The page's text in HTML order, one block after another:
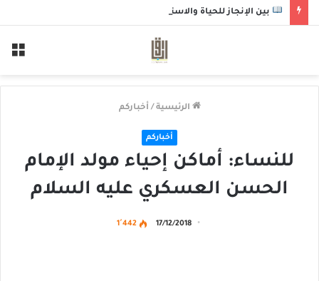
بين الإنجاز للحياة والاستعداد للموت
الرئيسية / أخباركم
أخباركم
للنساء: أماكن إحياء مولد الإمام
الحسن العسكري عليه السلام
17/12/2018 1٬442